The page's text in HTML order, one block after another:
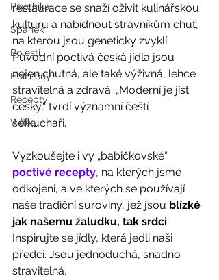
Psychika
Spánek
Bolesti
Hormony
Recepty
Videa
restaurace se snaží oživit kulinářskou
kulturu a nabídnout strávníkům chuť,
na kterou jsou geneticky zvyklí.
Původní poctivá česká jídla jsou
nejen chutná, ale také výživná, lehce
stravitelná a zdravá. „Moderní je jíst
česky,“ tvrdí významní čeští
šéfkuchaři.
Vyzkoušejte i vy „babičkovské“
poctivé recepty, na kterých jsme
odkojeni, a ve kterých se používají
naše tradiční suroviny, jež jsou blízké
jak našemu žaludku, tak srdci.
Inspirujte se jídly, která jedli naši
předci. Jsou jednoduchá, snadno
stravitelná,